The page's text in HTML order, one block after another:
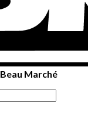
Beau Marché